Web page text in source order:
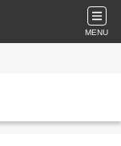
MENU